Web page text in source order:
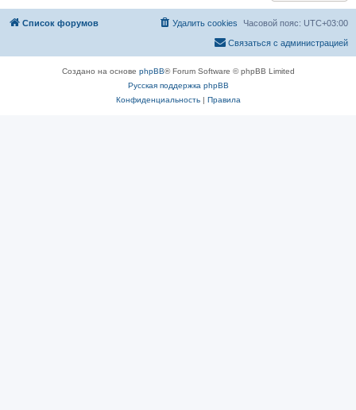
Список форумов Часовой пояс: UTC+03:00
Удалить cookies
Связаться с администрацией
Создано на основе phpBB® Forum Software © phpBB Limited
Русская поддержка phpBB
Конфиденциальность| Правила